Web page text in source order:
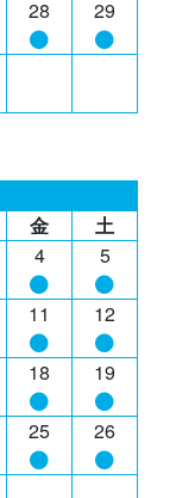
28 29
金
土
4 5
11 12
18 19
25 26